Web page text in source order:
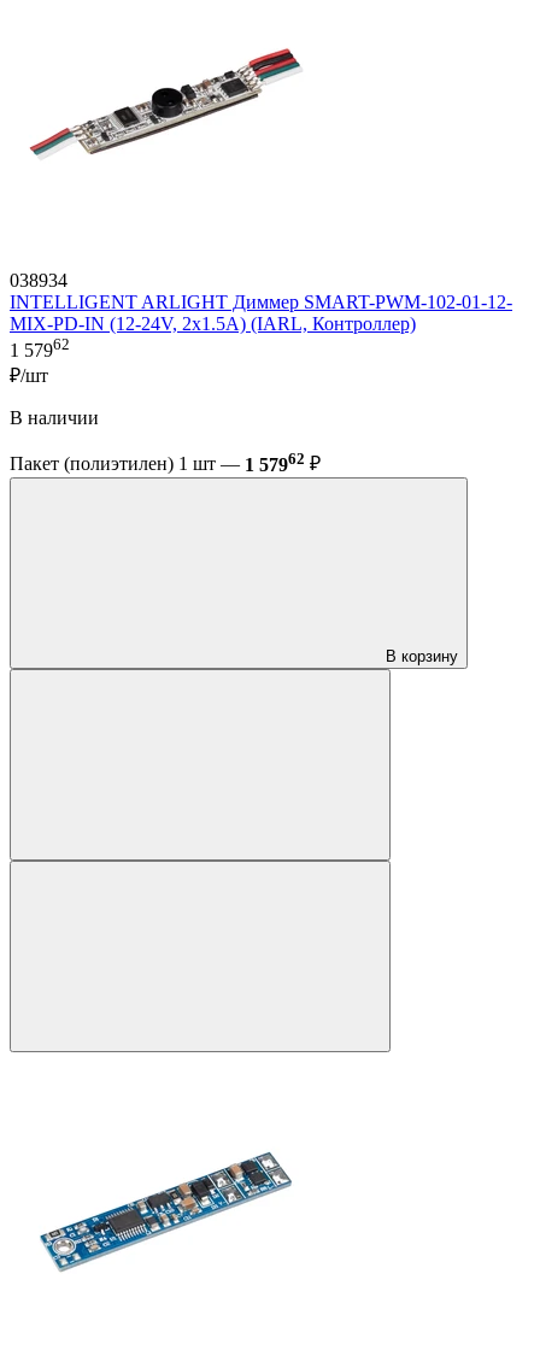
038934
INTELLIGENT ARLIGHT Диммер SMART-PWM-102-01-12-
MIX-PD-IN (12-24V, 2x1.5A) (IARL, Контроллер)
1 57962
₽/шт
В наличии
Пакет (полиэтилен) 1 шт — 1 57962 ₽
В корзину